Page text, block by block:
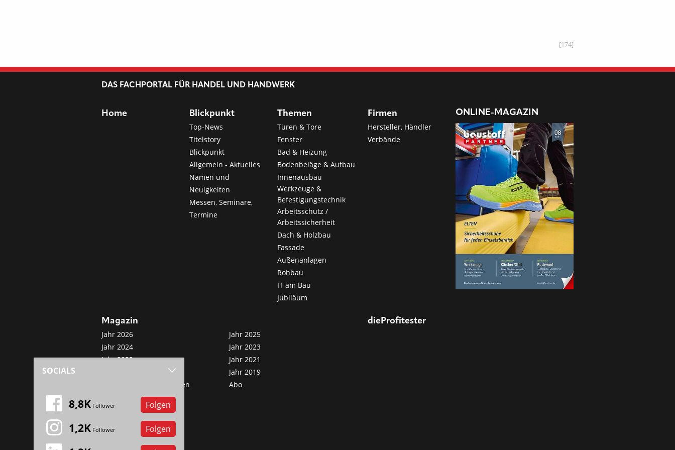
[174]
DAS FACHPORTAL FÜR HANDEL UND HANDWERK
Home Blickpunkt
Top-News
Titelstory
Blickpunkt
Allgemein - Aktuelles
Namen und
Neuigkeiten
Messen, Seminare,
Termine
Themen
Türen & Tore
Fenster
Bad & Heizung
Bodenbeläge & Aufbau
Innenausbau
Werkzeuge &
Befestigungstechnik
Arbeitsschutz /
Arbeitssicherheit
Dach & Holzbau
Fassade
Außenanlagen
Rohbau
IT am Bau
Jubiläum
Firmen
Hersteller, Händler
Verbände
Magazin
Jahr 2026
Jahr 2025
Jahr 2024
Jahr 2023
Jahr 2022
Jahr 2021
Jahr 2019
Sonderveröffentlichungen
Abo
dieProfitester
ONLINE-MAGAZIN
SOCIALS
8,8K Follower Folgen
1,2K Follower Folgen